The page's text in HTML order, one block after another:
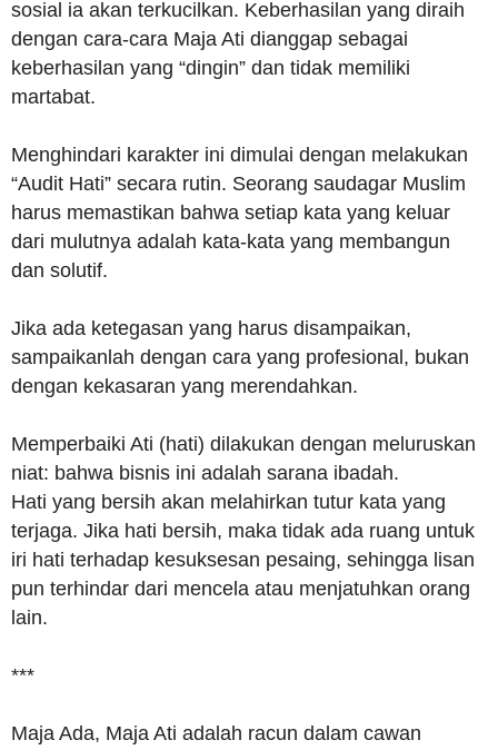
sosial ia akan terkucilkan. Keberhasilan yang diraih
dengan cara-cara Maja Ati dianggap sebagai
keberhasilan yang “dingin” dan tidak memiliki
martabat.
Menghindari karakter ini dimulai dengan melakukan
“Audit Hati” secara rutin. Seorang saudagar Muslim
harus memastikan bahwa setiap kata yang keluar
dari mulutnya adalah kata-kata yang membangun
dan solutif.
Jika ada ketegasan yang harus disampaikan,
sampaikanlah dengan cara yang profesional, bukan
dengan kekasaran yang merendahkan.
Memperbaiki Ati (hati) dilakukan dengan meluruskan
niat: bahwa bisnis ini adalah sarana ibadah.
Hati yang bersih akan melahirkan tutur kata yang
terjaga. Jika hati bersih, maka tidak ada ruang untuk
iri hati terhadap kesuksesan pesaing, sehingga lisan
pun terhindar dari mencela atau menjatuhkan orang
lain.
***
Maja Ada, Maja Ati adalah racun dalam cawan